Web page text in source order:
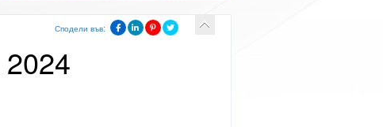
Сподели във: